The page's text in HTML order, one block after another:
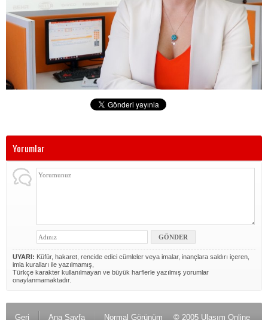
Yorumlar
UYARI: Küfür, hakaret, rencide edici cümleler veya imalar, inançlara saldırı içeren,
imla kuralları ile yazılmamış,
Türkçe karakter kullanılmayan ve büyük harflerle yazılmış yorumlar
onaylanmamaktadır.
Geri Ana Sayfa Normal Görünüm © 2005 Ulaşım Online